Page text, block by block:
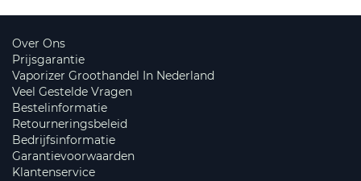
Over Ons
Prijsgarantie
Vaporizer Groothandel In Nederland
Veel Gestelde Vragen
Bestelinformatie
Retourneringsbeleid
Bedrijfsinformatie
Garantievoorwaarden
Klantenservice